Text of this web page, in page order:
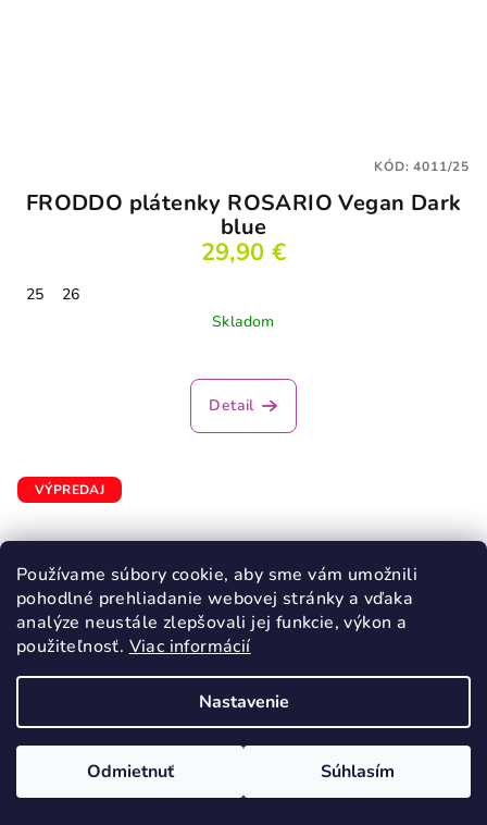
Používame súbory cookie, aby sme vám umožnili
pohodlné prehliadanie webovej stránky a vďaka
analýze neustále zlepšovali jej funkcie, výkon a
použiteľnosť. Viac informácií
Nastavenie
Odmietnuť Súhlasím
FRODDO plátenky ROSARIO Vegan Dark
blue
29,90 €
25
26
Skladom
Detail
KÓD:4011/25
VÝPREDAJ